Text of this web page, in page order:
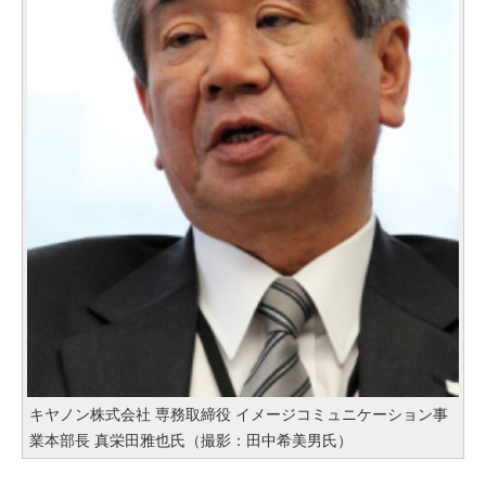
キヤノン株式会社 専務取締役 イメージコミュニケーション事
業本部長 真栄田雅也氏（撮影：田中希美男氏）